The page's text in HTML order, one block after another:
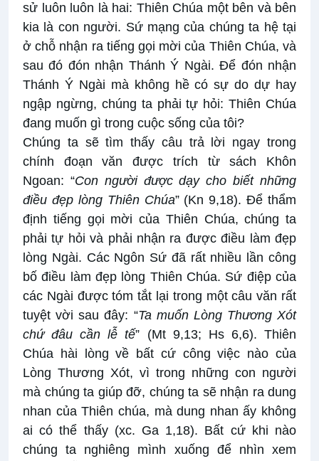
sử luôn luôn là hai: Thiên Chúa một bên và bên
kia là con người. Sứ mạng của chúng ta hệ tại
ở chỗ nhận ra tiếng gọi mời của Thiên Chúa, và
sau đó đón nhận Thánh Ý Ngài. Để đón nhận
Thánh Ý Ngài mà không hề có sự do dự hay
ngập ngừng, chúng ta phải tự hỏi: Thiên Chúa
đang muốn gì trong cuộc sống của tôi?
Chúng ta sẽ tìm thấy câu trả lời ngay trong
chính đoạn văn được trích từ sách Khôn
Ngoan: “Con người được dạy cho biết những
điều đẹp lòng Thiên Chúa” (Kn 9,18). Để thẩm
định tiếng gọi mời của Thiên Chúa, chúng ta
phải tự hỏi và phải nhận ra được điều làm đẹp
lòng Ngài. Các Ngôn Sứ đã rất nhiều lần công
bố điều làm đẹp lòng Thiên Chúa. Sứ điệp của
các Ngài được tóm tắt lại trong một câu văn rất
tuyệt vời sau đây: “Ta muốn Lòng Thương Xót
chứ đâu cần lễ tế” (Mt 9,13; Hs 6,6). Thiên
Chúa hài lòng về bất cứ công việc nào của
Lòng Thương Xót, vì trong những con người
mà chúng ta giúp đỡ, chúng ta sẽ nhận ra dung
nhan của Thiên chúa, mà dung nhan ấy không
ai có thể thấy (xc. Ga 1,18). Bất cứ khi nào
chúng ta nghiêng mình xuống để nhìn xem